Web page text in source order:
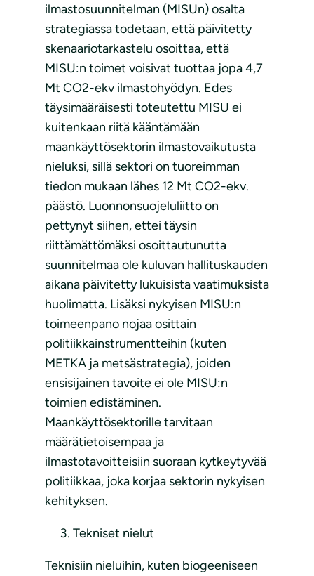
ilmastosuunnitelman (MISUn) osalta
strategiassa todetaan, että päivitetty
skenaariotarkastelu osoittaa, että
MISU:n toimet voisivat tuottaa jopa 4,7
Mt CO2-ekv ilmastohyödyn. Edes
täysimääräisesti toteutettu MISU ei
kuitenkaan riitä kääntämään
maankäyttösektorin ilmastovaikutusta
nieluksi, sillä sektori on tuoreimman
tiedon mukaan lähes 12 Mt CO2-ekv.
päästö. Luonnonsuojeluliitto on
pettynyt siihen, ettei täysin
riittämättömäksi osoittautunutta
suunnitelmaa ole kuluvan hallituskauden
aikana päivitetty lukuisista vaatimuksista
huolimatta. Lisäksi nykyisen MISU:n
toimeenpano nojaa osittain
politiikkainstrumentteihin (kuten
METKA ja metsästrategia), joiden
ensisijainen tavoite ei ole MISU:n
toimien edistäminen.
Maankäyttösektorille tarvitaan
määrätietoisempaa ja
ilmastotavoitteisiin suoraan kytkeytyvää
politiikkaa, joka korjaa sektorin nykyisen
kehityksen.
Tekniset nielut
Teknisiin nieluihin, kuten biogeeniseen